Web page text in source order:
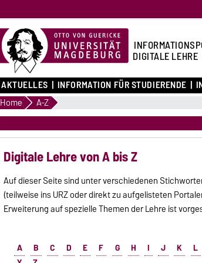
DIGITALE LEHRE
AKTUELLES INFORMATION FÜR STUDIERENDE
Home A-Z
Digitale Lehre von A bis Z
Auf dieser Seite sind unter verschiedenen
(teilweise ins URZ oder direkt zu aufgelisteten
Erweiterung auf spezielle Themen der Lehre ist
A B C D E F G H I J K L